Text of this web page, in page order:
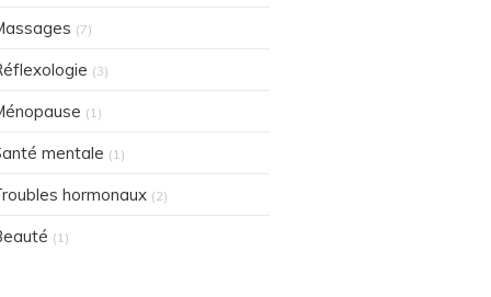
(7)
(3)
(1)
mentale (1)
hormonaux (2)
(1)